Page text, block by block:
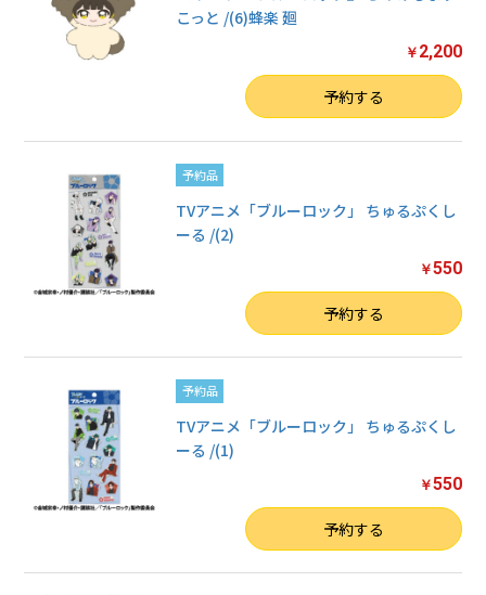
こっと /(6)蜂楽 廻
￥ 2,200
予約する
予約品
TVアニメ「ブルーロック」 ちゅるぷくし
ーる /(2)
￥550
予約する
予約品
TVアニメ「ブルーロック」 ちゅるぷくし
ーる /(1)
￥550
予約する